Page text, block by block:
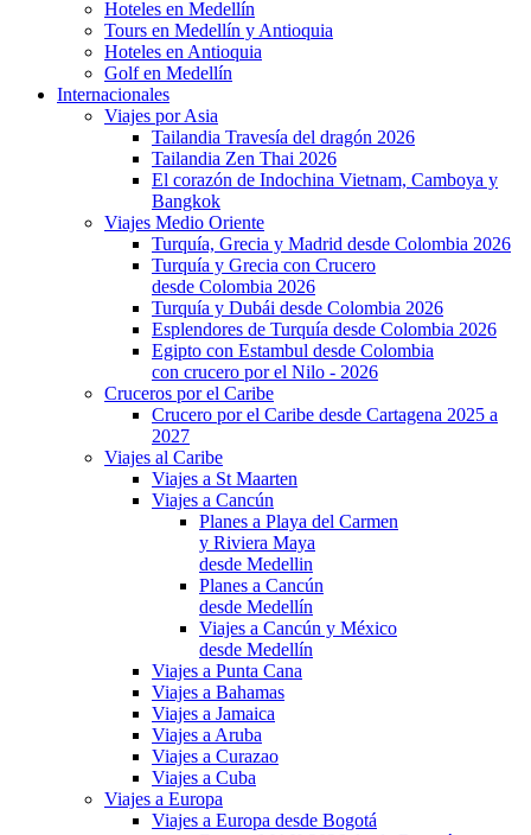
Hoteles en Medellín
Tours en Medellín y Antioquia
Hoteles en Antioquia
Golf en Medellín
Internacionales
Viajes por Asia
Tailandia Travesía del dragón 2026
Tailandia Zen Thai 2026
El corazón de Indochina Vietnam, Camboya y
Bangkok
Viajes Medio Oriente
Turquía, Grecia y Madrid desde Colombia 2026
Turquía y Grecia con Crucero
desde Colombia 2026
Turquía y Dubái desde Colombia 2026
Esplendores de Turquía desde Colombia 2026
Egipto con Estambul desde Colombia
con crucero por el Nilo - 2026
Cruceros por el Caribe
Crucero por el Caribe desde Cartagena 2025 a
2027
Viajes al Caribe
Viajes a St Maarten
Viajes a Cancún
Planes a Playa del Carmen
y Riviera Maya
desde Medellin
Planes a Cancún
desde Medellín
Viajes a Cancún y México
desde Medellín
Viajes a Punta Cana
Viajes a Bahamas
Viajes a Jamaica
Viajes a Aruba
Viajes a Curazao
Viajes a Cuba
Viajes a Europa
Viajes a Europa desde Bogotá